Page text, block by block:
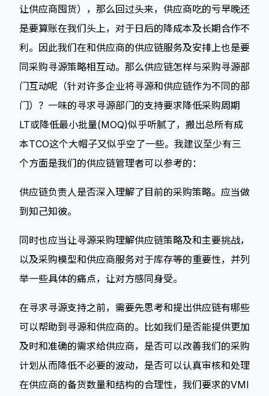
让供应商囤货），那么回过头来，供应商吃的亏早晚还
是要算账在我们头上，对于日后的降成本及长期合作不
利。因此我们在和供应商的供应链服务及安排上也是要
同采购寻源策略相互动。那么供应链怎样与采购寻源部
门互动呢（针对许多企业将寻源和供应链作为不同的部
门）？一味的寻求寻源部门的支持要求降低采购周期
LT或降低最小批量(MOQ)似乎听腻了，搬出总所有成
本TCO这个大帽子又似乎空了一些。我建议至少有三
个方面是我们的供应链管理者可以参考的：
供应链负责人是否深入理解了目前的采购策略。应当做
到知己知彼。
同时也应当让寻源采购理解供应链策略及和主要挑战，
以及采购模型和供应商服务对于库存等的重要性，并列
举一些具体的痛点，让对方感同身受。
在寻求寻源支持之前，需要先思考和提出供应链有哪些
可以帮助到寻源和供应商的。比如我们是否能提供更加
及时和准确的需求给供应商，是否可以改善我们的采购
计划从而降低不必要的波动，是否可以认真审核和处理
在供应商的备货数量和结构的合理性，我们要求的VMI